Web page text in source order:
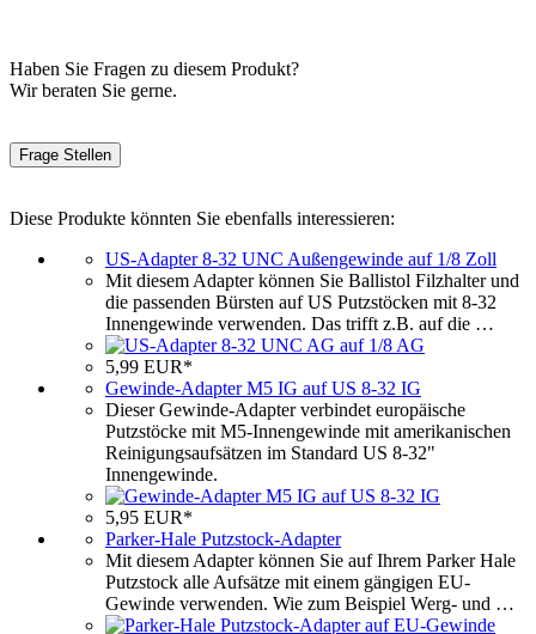
Haben Sie Fragen zu diesem Produkt?
Wir beraten Sie gerne.
Frage Stellen
Diese Produkte könnten Sie ebenfalls interessieren:
US-Adapter 8-32 UNC Außengewinde auf 1/8 Zoll
Mit diesem Adapter können Sie Ballistol Filzhalter und
die passenden Bürsten auf US Putzstöcken mit 8-32
Innengewinde verwenden. Das trifft z.B. auf die …
5,99 EUR*
Gewinde-Adapter M5 IG auf US 8-32 IG
Dieser Gewinde-Adapter verbindet europäische
Putzstöcke mit M5-Innengewinde mit amerikanischen
Reinigungsaufsätzen im Standard US 8-32"
Innengewinde.
5,95 EUR*
Parker-Hale Putzstock-Adapter
Mit diesem Adapter können Sie auf Ihrem Parker Hale
Putzstock alle Aufsätze mit einem gängigen EU-
Gewinde verwenden. Wie zum Beispiel Werg- und …